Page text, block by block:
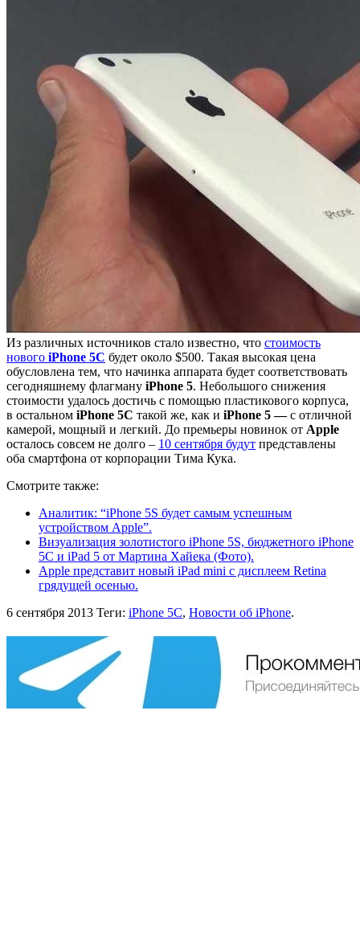
Из различных источников стало известно, что стоимость
нового iPhone 5C будет около $500. Такая высокая цена
обусловлена тем, что начинка аппарата будет соответствовать
сегодняшнему флагману iPhone 5. Небольшого снижения
стоимости удалось достичь с помощью пластикового корпуса,
в остальном iPhone 5C такой же, как и iPhone 5 —с отличной
камерой, мощный и легкий. До премьеры новинок от Apple
осталось совсем не долго – 10 сентября будут представлены
оба смартфона от корпорации Тима Кука.
Смотрите также:
Аналитик: “iPhone 5S будет самым успешным
устройством Apple”.
Визуализация золотистого iPhone 5S, бюджетного iPhone
5C и iPad 5 от Мартина Хайека (Фото).
Apple представит новый iPad mini с дисплеем Retina
грядущей осенью.
6 сентября 2013 Теги: iPhone 5C, Новости об iPhone.